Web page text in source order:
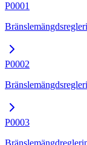
P0001
P0002
P0003